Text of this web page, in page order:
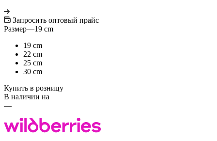
Запросить оптовый прайс
Размер—19 cm
19 cm
22 cm
25 cm
30 cm
Купить в розницу
В наличии на
—